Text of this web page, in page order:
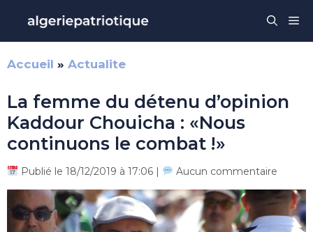
contenu
Accueil » Actualite
La femme du détenu d’opinion
Kaddour Chouicha : «Nous
continuons le combat !»
Publié le 18/12/2019 à 17:06 | Aucun commentaire